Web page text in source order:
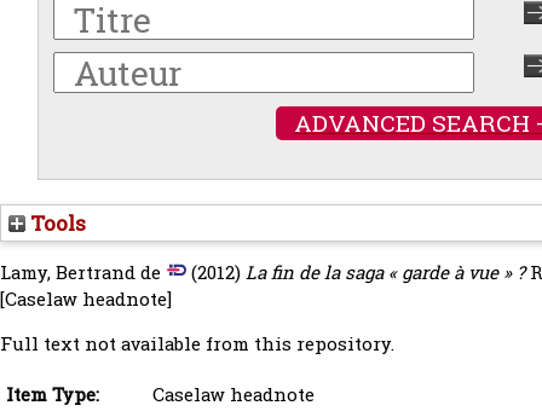
ADVANCED SEARCH
Tools
Lamy, Bertrand de (2012)La fin de la saga « garde à vue » ?
[Caselaw headnote]
Full text not available from this repository.
Item Type:
Caselaw headnote